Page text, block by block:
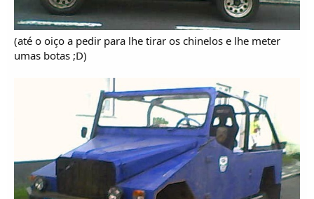
(até o oiço a pedir para lhe tirar os chinelos e lhe meter
umas botas ;D)